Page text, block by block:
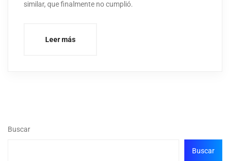
similar, que finalmente no cumplió.
Leer más
Buscar
Buscar